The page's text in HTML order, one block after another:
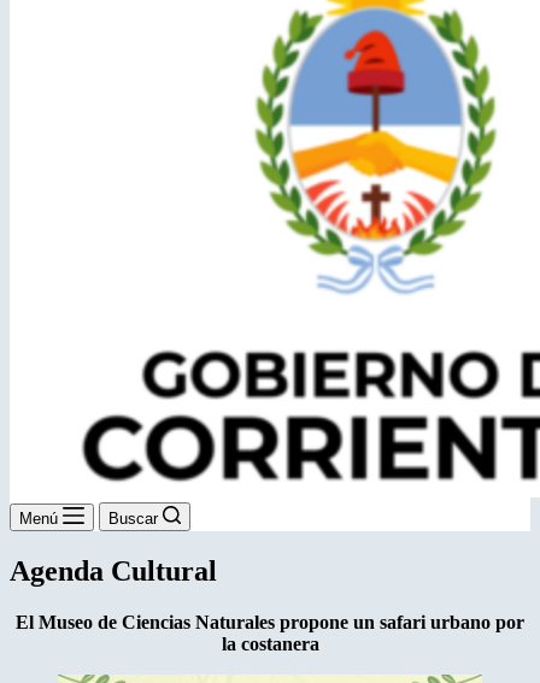
Menú Buscar
Agenda Cultural
El Museo de Ciencias Naturales propone un safari urbano por
la costanera